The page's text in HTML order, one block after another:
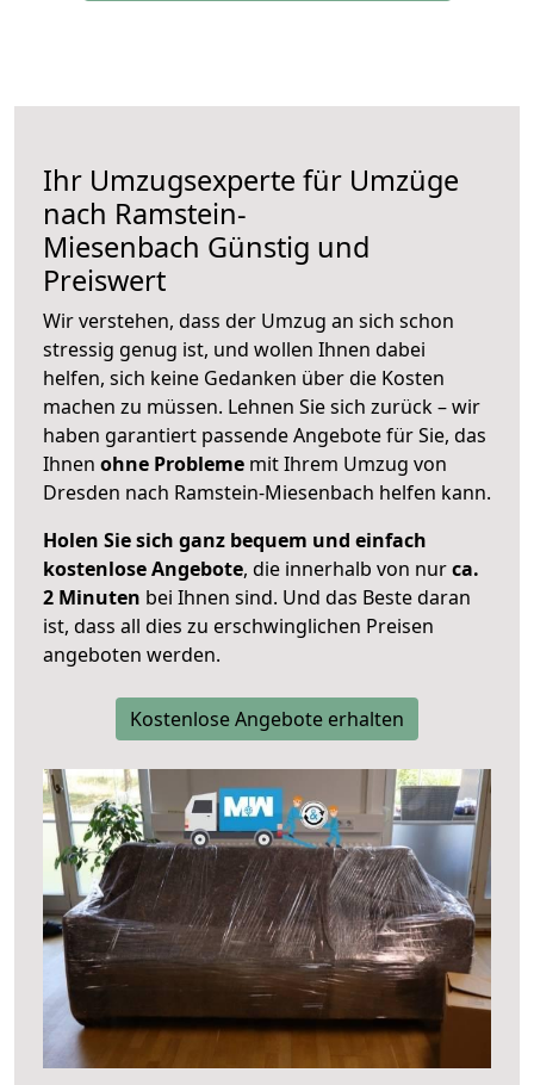
Ihr Umzugsexperte für Umzüge
nach Ramstein-
Miesenbach Günstig und
Preiswert
Wir verstehen, dass der Umzug an sich schon
stressig genug ist, und wollen Ihnen dabei
helfen, sich keine Gedanken über die Kosten
machen zu müssen. Lehnen Sie sich zurück – wir
haben garantiert passende Angebote für Sie, das
Ihnen ohne Probleme mit Ihrem Umzug von
Dresden nach Ramstein-Miesenbach helfen kann.
Holen Sie sich ganz bequem und einfach
kostenlose Angebote, die innerhalb von nurca.
2 Minuten bei Ihnen sind. Und das Beste daran
ist, dass all dies zu erschwinglichen Preisen
angeboten werden.
Kostenlose Angebote erhalten